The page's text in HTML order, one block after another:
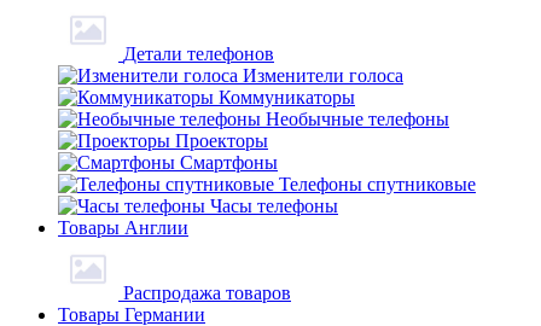
Детали телефонов
Изменители голоса
Коммуникаторы
Необычные телефоны
Проекторы
Смартфоны
Телефоны спутниковые
Часы телефоны
Товары Англии
Распродажа товаров
Товары Германии